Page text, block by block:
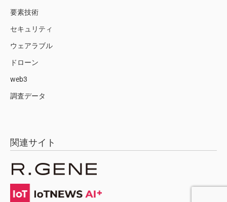
要素技術
セキュリティ
ウェアラブル
ドローン
web3
調査データ
関連サイト